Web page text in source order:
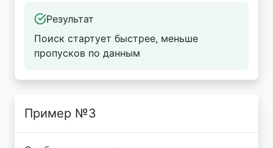
Результат
Поиск стартует быстрее, меньше
пропусков по данным
Пример №3